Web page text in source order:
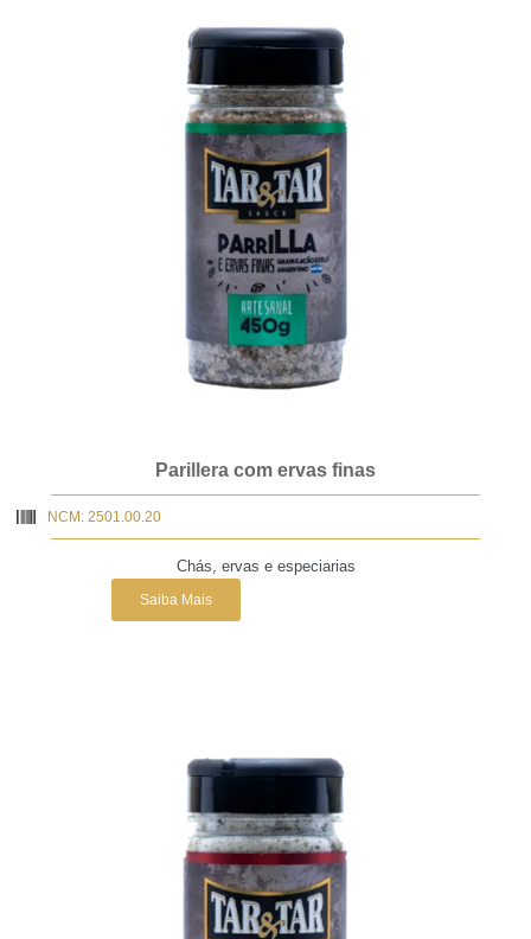
Parillera com ervas finas
NCM: 2501.00.20
Chás, ervas e especiarias
Saiba Mais